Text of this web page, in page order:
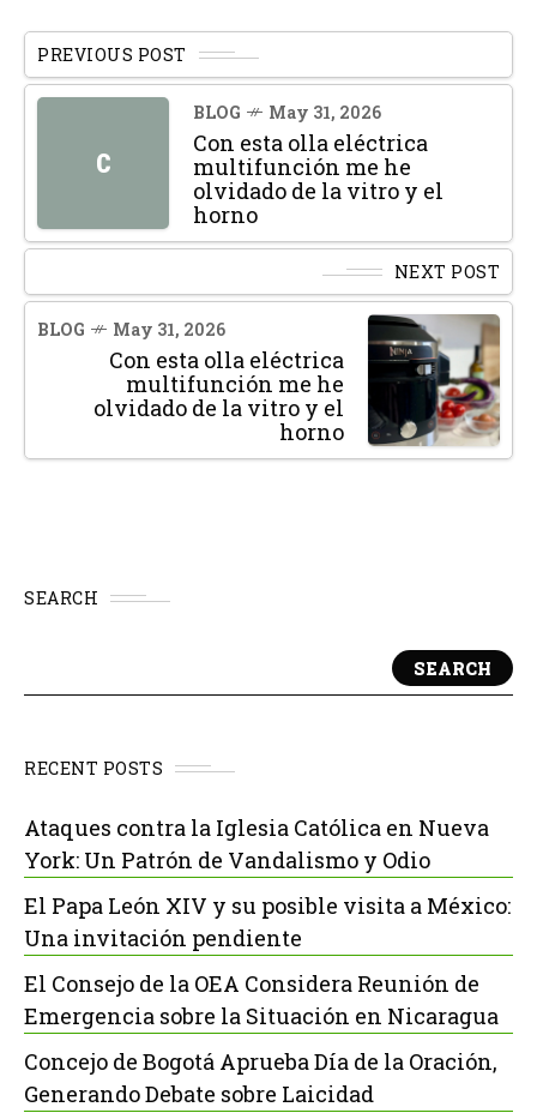
PREVIOUS POST
C
BLOG May 31, 2026
Con esta olla eléctrica
multifunción me he
olvidado de la vitro y el
horno
NEXT POST
BLOG May 31, 2026
Con esta olla eléctrica
multifunción me he
olvidado de la vitro y el
horno
SEARCH
SEARCH
RECENT POSTS
Ataques contra la Iglesia Católica en Nueva
York: Un Patrón de Vandalismo y Odio
El Papa León XIV y su posible visita a México:
Una invitación pendiente
El Consejo de la OEA Considera Reunión de
Emergencia sobre la Situación en Nicaragua
Concejo de Bogotá Aprueba Día de la Oración,
Generando Debate sobre Laicidad